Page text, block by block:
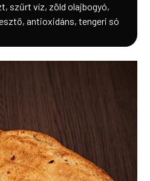
szűrt víz, zöld olajbogyó,
antioxidáns, tengeri só